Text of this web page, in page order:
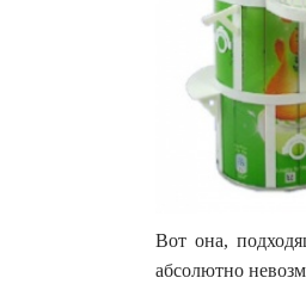
Вот она,
абсолютно